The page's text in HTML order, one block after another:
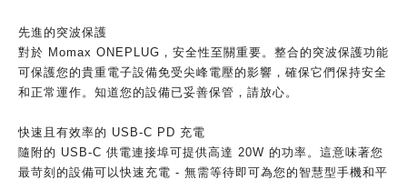
先進的突波保護
對於 Momax ONEPLUG，安全性至關重要。整合的突波保護功能
可保護您的貴重電子設備免受尖峰電壓的影響，確保它們保持安全
和正常運作。知道您的設備已妥善保管，請放心。
快速且有效率的 USB-C PD 充電
隨附的 USB-C 供電連接埠可提供高達 20W 的功率。這意味著您
最苛刻的設備可以快速充電 - 無需等待即可為您的智慧型手機和平